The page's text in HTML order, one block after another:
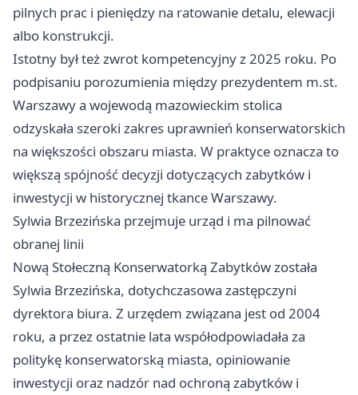
pilnych prac i pieniędzy na ratowanie detalu, elewacji
albo konstrukcji.
Istotny był też zwrot kompetencyjny z 2025 roku. Po
podpisaniu porozumienia między prezydentem m.st.
Warszawy a wojewodą mazowieckim stolica
odzyskała szeroki zakres uprawnień konserwatorskich
na większości obszaru miasta. W praktyce oznacza to
większą spójność decyzji dotyczących zabytków i
inwestycji w historycznej tkance Warszawy.
Sylwia Brzezińska przejmuje urząd i ma pilnować
obranej linii
Nową Stołeczną Konserwatorką Zabytków została
Sylwia Brzezińska, dotychczasowa zastępczyni
dyrektora biura. Z urzędem związana jest od 2004
roku, a przez ostatnie lata współodpowiadała za
politykę konserwatorską miasta, opiniowanie
inwestycji oraz nadzór nad ochroną zabytków i